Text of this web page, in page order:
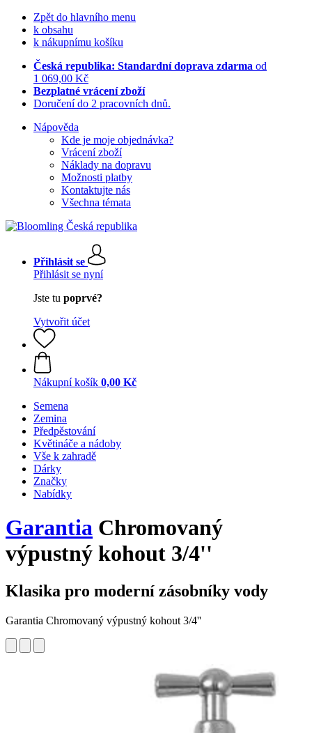
Zpět do hlavního menu
k obsahu
k nákupnímu košíku
Česká republika: Standardní doprava zdarma od
1 069,00 Kč
Bezplatné vrácení zboží
Doručení do 2 pracovních dnů.
Nápověda
Kde je moje objednávka?
Vrácení zboží
Náklady na dopravu
Možnosti platby
Kontaktujte nás
Všechna témata
Přihlásit se
Přihlásit se nyní
Jste tu poprvé?
Vytvořit účet
Nákupní košík 0,00 Kč
Semena
Zemina
Předpěstování
Květináče a nádoby
Vše k zahradě
Dárky
Značky
Nabídky
Garantia Chromovaný
výpustný kohout 3/4''
Klasika pro moderní zásobníky vody
Garantia Chromovaný výpustný kohout 3/4''